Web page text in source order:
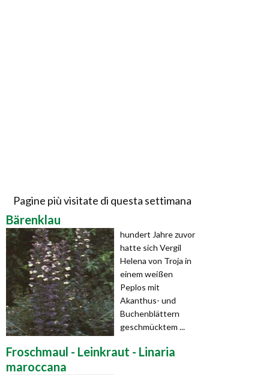
Pagine più visitate di questa settimana
Bärenklau
hundert Jahre zuvor
hatte sich Vergil
Helena von Troja in
einem weißen
Peplos mit
Akanthus- und
Buchenblättern
geschmücktem ...
Froschmaul - Leinkraut - Linaria
maroccana